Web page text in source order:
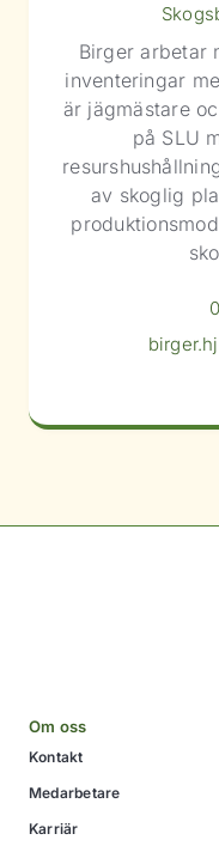
Birger arbetar
inventeringar
är jägmästare
på SLU
av skoglig
Om oss
Kontakt
Medarbetare
Karriär